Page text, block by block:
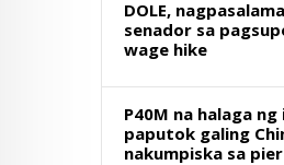
DOLE,
senador sa
wage hike
P40M na halaga
paputok galing
nakumpiska sa